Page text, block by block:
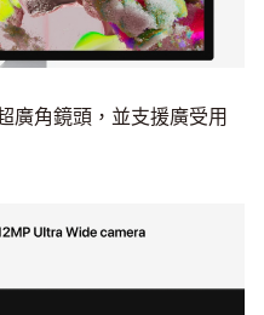
廣角鏡頭，並支援廣受用